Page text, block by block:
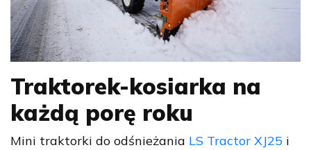
Traktorek-kosiarka na
każdą porę roku
Mini traktorki do odśnieżania LS Tractor XJ25 i